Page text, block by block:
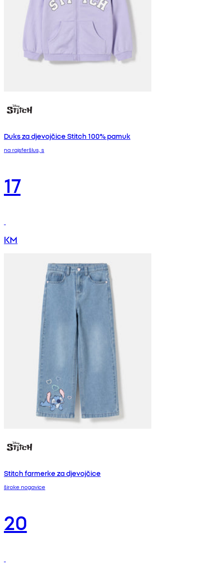
Duks za djevojčice Stitch 100% pamuk
na rajsferšlus, s
17
KM
Stitch farmerke za djevojčice
široke nogavice
20